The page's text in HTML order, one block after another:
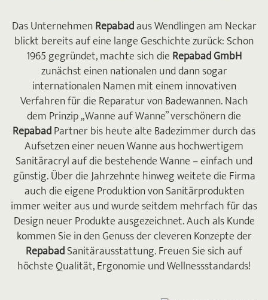
Das UnternehmenRepabadaus Wendlingen am Neckar
blickt bereits auf eine lange Geschichte zurück: Schon
1965 gegründet, machte sich die Repabad GmbH
zunächst einen nationalen und dann sogar
internationalen Namen mit einem innovativen
Verfahren für die Reparatur von Badewannen. Nach
dem Prinzip „Wanne auf Wanne” verschönern die
RepabadPartner bis heute alte Badezimmer durch das
Aufsetzen einer neuen Wanne aus hochwertigem
Sanitäracryl auf die bestehende Wanne – einfach und
günstig. Über die Jahrzehnte hinweg weitete die Firma
auch die eigene Produktion von Sanitärprodukten
immer weiter aus und wurde seitdem mehrfach für das
Design neuer Produkte ausgezeichnet. Auch als Kunde
kommen Sie in den Genuss der cleveren Konzepte der
RepabadSanitärausstattung. Freuen Sie sich auf
höchste Qualität, Ergonomie und Wellnessstandards!